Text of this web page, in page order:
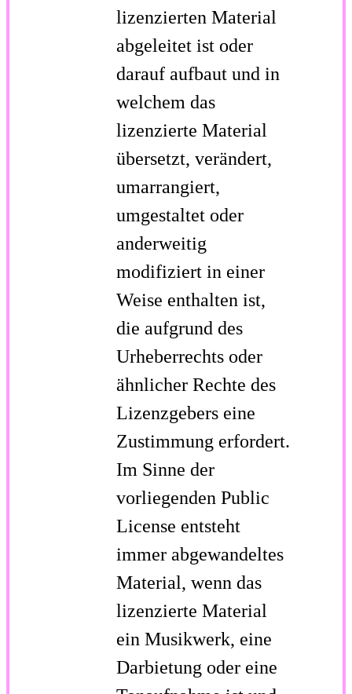
lizenzierten Material
abgeleitet ist oder
darauf aufbaut und in
welchem das
lizenzierte Material
übersetzt, verändert,
umarrangiert,
umgestaltet oder
anderweitig
modifiziert in einer
Weise enthalten ist,
die aufgrund des
Urheberrechts oder
ähnlicher Rechte des
Lizenzgebers eine
Zustimmung erfordert.
Im Sinne der
vorliegenden Public
License entsteht
immer abgewandeltes
Material, wenn das
lizenzierte Material
ein Musikwerk, eine
Darbietung oder eine